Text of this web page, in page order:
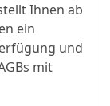
Ihnen ab
ein
und
mit